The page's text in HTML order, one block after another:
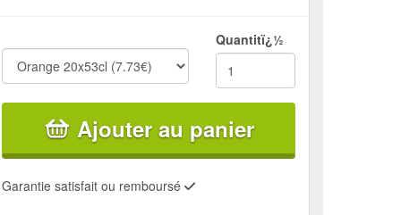
Quantitï¿½
Ajouter au panier
Garantie satisfait ou remboursé